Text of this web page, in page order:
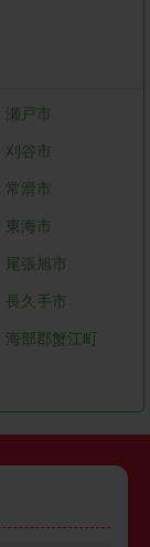
瀬戸市
刈谷市
常滑市
東海市
尾張旭市
長久手市
海部郡蟹江町